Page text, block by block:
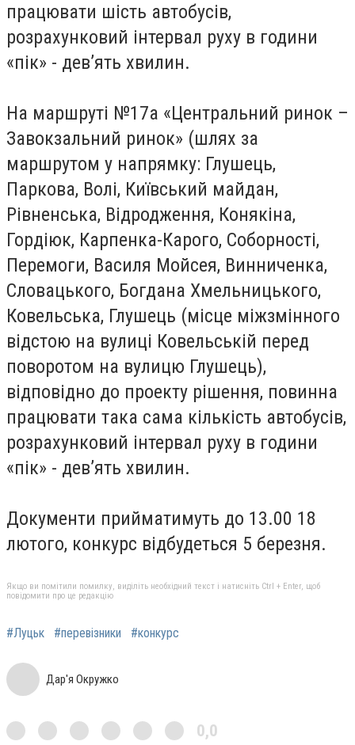
працювати шість автобусів,
розрахунковий інтервал руху в години
«пік» - дев’ять хвилин.
На маршруті №17а «Центральний ринок –
Завокзальний ринок» (шлях за
маршрутом у напрямку: Глушець,
Паркова, Волі, Київський майдан,
Рівненська, Відродження, Конякіна,
Гордіюк, Карпенка-Карого, Соборності,
Перемоги, Василя Мойсея, Винниченка,
Словацького, Богдана Хмельницького,
Ковельська, Глушець (місце міжзмінного
відстою на вулиці Ковельській перед
поворотом на вулицю Глушець),
відповідно до проекту рішення, повинна
працювати така сама кількість автобусів,
розрахунковий інтервал руху в години
«пік» - дев’ять хвилин.
Документи прийматимуть до 13.00 18
лютого, конкурс відбудеться 5 березня.
Якщо ви помітили помилку, виділіть необхідний текст і натисніть Ctrl + Enter, щоб
повідомити про це редакцію
#Луцьк #перевізники #конкурс
Дар'я Окружко
0,0